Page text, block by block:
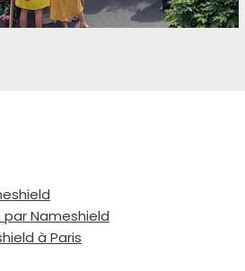
Nameshield
à Paris